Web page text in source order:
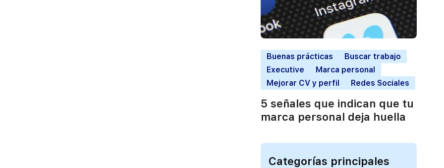
Buenas prácticas
Buscar trabajo
Executive
Marca personal
Mejorar CV y perfil
Redes Sociales
5 señales que indican que tu
marca personal deja huella
Categorías principales